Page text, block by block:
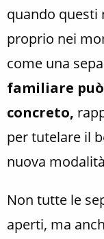
quando questi
proprio nei
come una
familiare
concreto,
per tutelare il
nuova
Non tutte le
aperti, ma